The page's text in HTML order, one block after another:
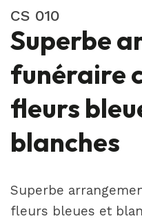
CS 010
Superbe
funéraire
fleurs
blanches
Superbe
fleurs bleues et